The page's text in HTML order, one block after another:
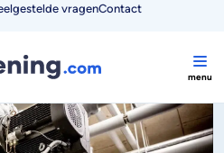
vragenContact